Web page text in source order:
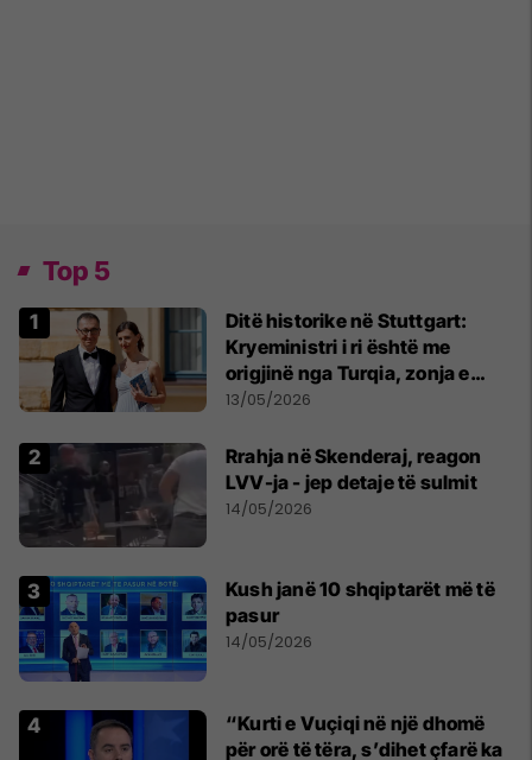
Top 5
Ditë historike në Stuttgart:
Kryeministri i ri është me
origjinë nga Turqia, zonja e
parë një shqiptare nga
13/05/2026
Rrahja në Skenderaj, reagon
LVV-ja - jep detaje të sulmit
14/05/2026
Kush janë 10 shqiptarët më të
pasur
14/05/2026
“Kurti e Vuçiqi në një dhomë
për orë të tëra, s’dihet çfarë ka